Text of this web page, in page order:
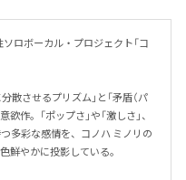
ロボーカル・プロジェクト「コ
散させるプリズム」と「矛盾（パ
作。「ポップさ」や「激しさ」、
つ多彩な感情を、コノハ ミノリの
鮮やかに投影している。